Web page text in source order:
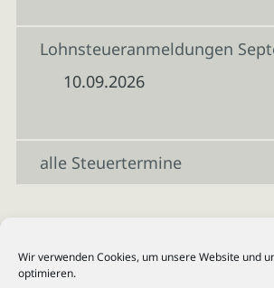
Wir verwenden Cookies, um unsere Website und
optimieren.
Lohnsteueranmeldungen
10.09.2026
alle Steuertermine